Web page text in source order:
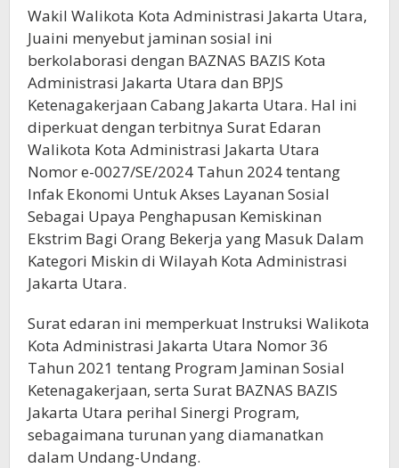
Wakil Walikota Kota Administrasi Jakarta Utara,
Juaini menyebut jaminan sosial ini
berkolaborasi dengan BAZNAS BAZIS Kota
Administrasi Jakarta Utara dan BPJS
Ketenagakerjaan Cabang Jakarta Utara. Hal ini
diperkuat dengan terbitnya Surat Edaran
Walikota Kota Administrasi Jakarta Utara
Nomor e-0027/SE/2024 Tahun 2024 tentang
Infak Ekonomi Untuk Akses Layanan Sosial
Sebagai Upaya Penghapusan Kemiskinan
Ekstrim Bagi Orang Bekerja yang Masuk Dalam
Kategori Miskin di Wilayah Kota Administrasi
Jakarta Utara.
Surat edaran ini memperkuat Instruksi Walikota
Kota Administrasi Jakarta Utara Nomor 36
Tahun 2021 tentang Program Jaminan Sosial
Ketenagakerjaan, serta Surat BAZNAS BAZIS
Jakarta Utara perihal Sinergi Program,
sebagaimana turunan yang diamanatkan
dalam Undang-Undang.